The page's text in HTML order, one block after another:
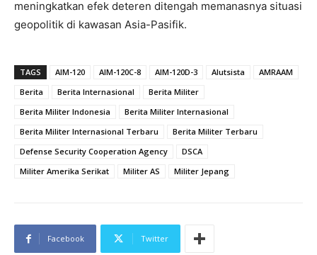
meningkatkan efek deteren ditengah memanasnya situasi
geopolitik di kawasan Asia-Pasifik.
TAGS AIM-120 AIM-120C-8 AIM-120D-3 Alutsista
AMRAAM
Berita
Berita Internasional
Berita Militer
Berita Militer Indonesia
Berita Militer Internasional
Berita Militer Internasional Terbaru
Berita Militer Terbaru
Defense Security Cooperation Agency
DSCA
Militer Amerika Serikat
Militer AS Militer Jepang
Facebook Twitter